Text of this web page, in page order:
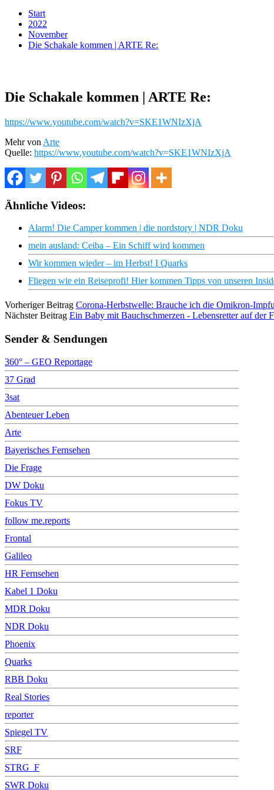
Start
2022
November
Die Schakale kommen | ARTE Re:
Die Schakale kommen | ARTE Re:
https://www.youtube.com/watch?v=SKE1WNIzXjA
Mehr von Arte
Quelle: https://www.youtube.com/watch?v=SKE1WNIzXjA
Ähnliche Videos:
Alarm! Die Camper kommen | die nordstory | NDR Doku
mein ausland: Ceiba – Ein Schiff wird kommen
Wir kommen wieder – im Herbst! I Quarks
Fliegen wie ein Reiseprofi! Hier kommen Tipps von unseren
Vorheriger Beitrag Corona-Herbstwelle: Brauche ich die Omikron-
Nächster Beitrag Ein Baby mit Bauchschmerzen - Lebensretter auf der
Sender & Sendungen
360° – GEO Reportage
37 Grad
3sat
Abenteuer Leben
Arte
Bayerisches Fernsehen
Die Frage
DW Doku
Fokus TV
follow me.reports
Frontal
Galileo
HR Fernsehen
Kabel 1 Doku
MDR Doku
NDR Doku
Phoenix
Quarks
RBB Doku
Real Stories
reporter
Spiegel TV
SRF
STRG_F
SWR Doku